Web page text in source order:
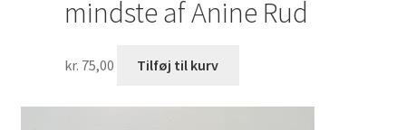
mindste af Anine Rud
kr. 75,00 Tilføj til kurv